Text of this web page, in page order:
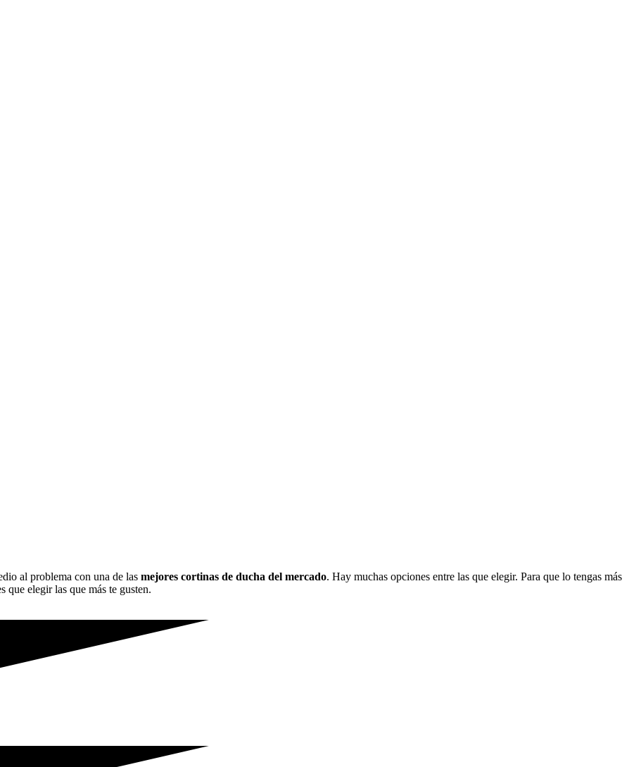
al problema con una de las mejores cortinas de ducha del mercado. Hay muchas opciones entre las que elegir. Para que lo tengas más
que elegir las que más te gusten.